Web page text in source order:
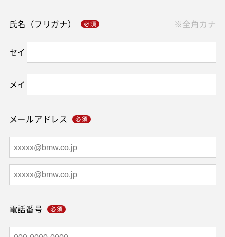
氏名（フリガナ）
セイ
メイ
※全角カナ
メールアドレス
電話番号